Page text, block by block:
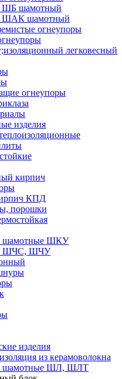
ШБ шамотный
ШАК шамотный
огнеупоры
легковесный
огнеупоры
изделия
кирпич
КПД
порошки
шамотные ШКУ
ШЧС, ШЧУ
изделия
из керамоволокна
шамотные ШЛ, ШЛТ